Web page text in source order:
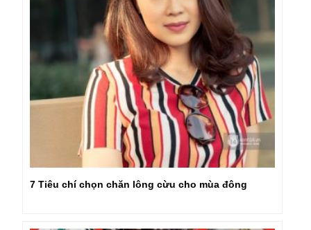
7 Tiêu chí chọn chăn lông cừu cho mùa đông